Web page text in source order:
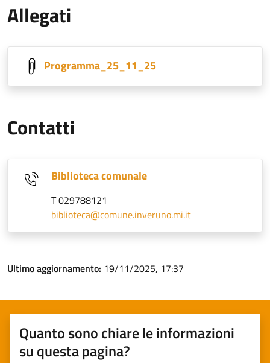
Allegati
Programma_25_11_25
Contatti
Biblioteca comunale
T 029788121
biblioteca@comune.inveruno.mi.it
Ultimo aggiornamento: 19/11/2025, 17:37
Quanto sono chiare le informazioni
su questa pagina?